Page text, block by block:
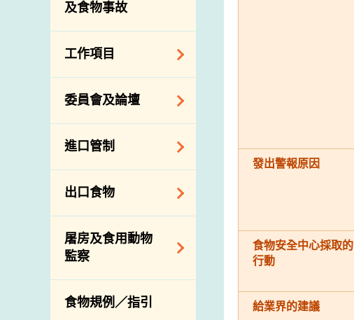
及食物事故
工作項目
降低膳食中的鈉和
糖
食物安全重點控制
系統
基因改造食物
資料
食物安全之風險評
估
食物事故應變及管
委員會及論壇
食物安全專家委員
會
消費者聯繫小組
進口管制
食物進口商和食物
分銷商登記制度
絡內地有關當局
進口食物管制
口檢驗
出口食物
出口驗證
出口食物往內地
出口商及業界的消
息
屠房及食用動物
監察
規管農業化學物及
獸醫藥物在食用動
食物規例／指引
發出警報原因
食物安全中心採取的
行動
給業界的建議